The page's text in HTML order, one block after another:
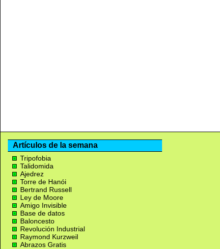
Artículos de la semana
Tripofobia
Talidomida
Ajedrez
Torre de Hanói
Bertrand Russell
Ley de Moore
Amigo Invisible
Base de datos
Baloncesto
Revolución Industrial
Raymond Kurzweil
Abrazos Gratis